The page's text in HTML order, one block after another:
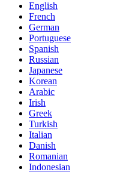
English
French
German
Portuguese
Spanish
Russian
Japanese
Korean
Arabic
Irish
Greek
Turkish
Italian
Danish
Romanian
Indonesian